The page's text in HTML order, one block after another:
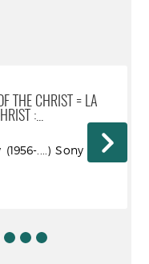
THE CHRIST = LA
:...
....) Sony Music